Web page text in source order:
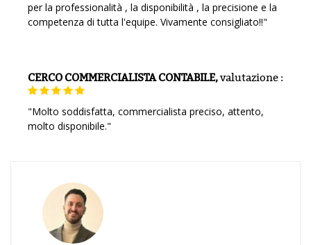
per la professionalità , la disponibilità , la precisione e la
competenza di tutta l'equipe. Vivamente consigliato!!"
CERCO COMMERCIALISTA CONTABILE,valutazione:
"Molto soddisfatta, commercialista preciso, attento,
molto disponibile."